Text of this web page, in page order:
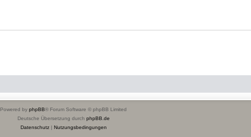
Powered by phpBB® Forum Software © phpBB Limited
Deutsche Übersetzung durch phpBB.de
Datenschutz| Nutzungsbedingungen